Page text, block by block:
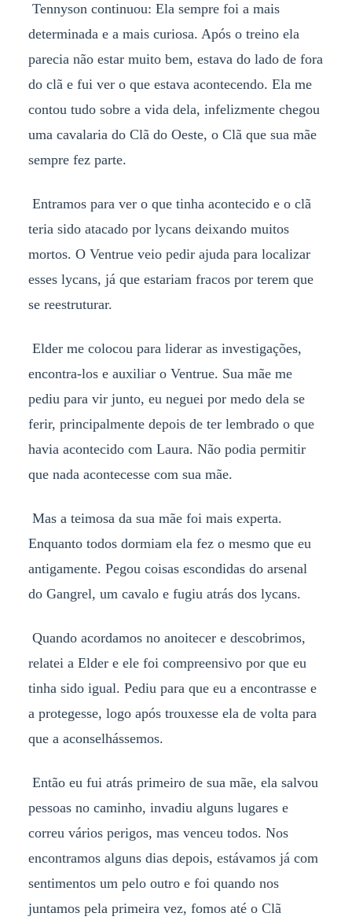
Tennyson continuou: Ela sempre foi a mais
determinada e a mais curiosa. Após o treino ela
parecia não estar muito bem, estava do lado de fora
do clã e fui ver o que estava acontecendo. Ela me
contou tudo sobre a vida dela, infelizmente chegou
uma cavalaria do Clã do Oeste, o Clã que sua mãe
sempre fez parte.
Entramos para ver o que tinha acontecido e o clã
teria sido atacado por lycans deixando muitos
mortos. O Ventrue veio pedir ajuda para localizar
esses lycans, já que estariam fracos por terem que
se reestruturar.
Elder me colocou para liderar as investigações,
encontra-los e auxiliar o Ventrue. Sua mãe me
pediu para vir junto, eu neguei por medo dela se
ferir, principalmente depois de ter lembrado o que
havia acontecido com Laura. Não podia permitir
que nada acontecesse com sua mãe.
Mas a teimosa da sua mãe foi mais experta.
Enquanto todos dormiam ela fez o mesmo que eu
antigamente. Pegou coisas escondidas do arsenal
do Gangrel, um cavalo e fugiu atrás dos lycans.
Quando acordamos no anoitecer e descobrimos,
relatei a Elder e ele foi compreensivo por que eu
tinha sido igual. Pediu para que eu a encontrasse e
a protegesse, logo após trouxesse ela de volta para
que a aconselhássemos.
Então eu fui atrás primeiro de sua mãe, ela salvou
pessoas no caminho, invadiu alguns lugares e
correu vários perigos, mas venceu todos. Nos
encontramos alguns dias depois, estávamos já com
sentimentos um pelo outro e foi quando nos
juntamos pela primeira vez, fomos até o Clã